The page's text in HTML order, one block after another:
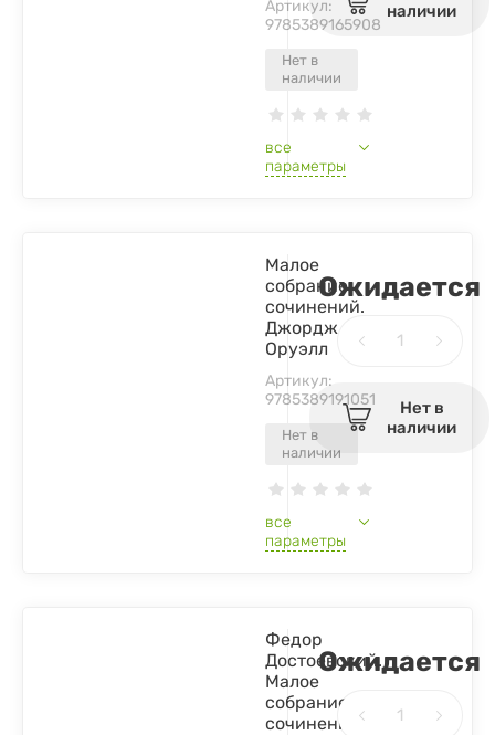
Нет в
наличии
Артикул:
9785389165908
все
параметры
наличии
Нет в
наличии
Малое
собрание
сочинений.
Джордж
Оруэлл
Артикул:
9785389191051
все
параметры
Ожидается
Нет в
наличии
Федор
Достоевский.
Малое
собрание
сочинений
Ожидается